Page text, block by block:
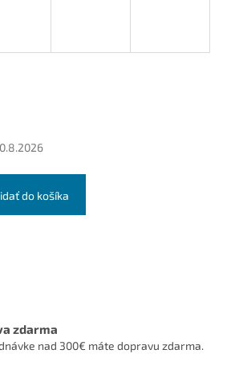
do košíka
zdarma
nad 300€ máte dopravu zdarma.